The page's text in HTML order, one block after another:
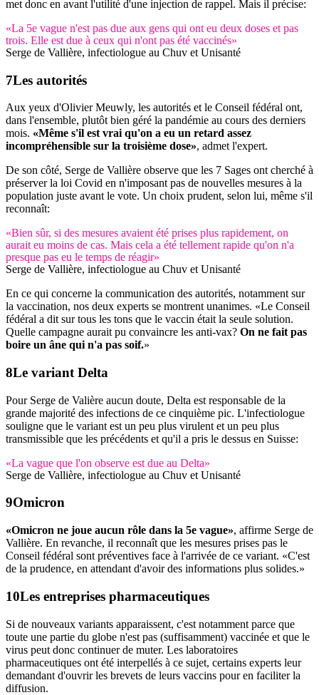
met donc en avant l'utilité d'une injection de rappel. Mais il précise:
«La 5e vague n'est pas due aux gens qui ont eu deux doses et pas
trois. Elle est due à ceux qui n'ont pas été vaccinés»
Serge de Vallière, infectiologue au Chuv et Unisanté
Les autorités
Aux yeux d'Olivier Meuwly, les autorités et le Conseil fédéral ont,
dans l'ensemble, plutôt bien géré la pandémie au cours des derniers
mois. «Même s'il est vrai qu'on a eu un retard assez
incompréhensible sur la troisième dose», admet l'expert.
De son côté, Serge de Vallière observe que les 7 Sages ont cherché à
préserver la loi Covid en n'imposant pas de nouvelles mesures à la
population juste avant le vote. Un choix prudent, selon lui, même s'il
reconnaît:
«Bien sûr, si des mesures avaient été prises plus rapidement, on
aurait eu moins de cas. Mais cela a été tellement rapide qu'on n'a
presque pas eu le temps de réagir»
Serge de Vallière, infectiologue au Chuv et Unisanté
En ce qui concerne la communication des autorités, notamment sur
la vaccination, nos deux experts se montrent unanimes. «Le Conseil
fédéral a dit sur tous les tons que le vaccin était la seule solution.
Quelle campagne aurait pu convaincre les anti-vax? On ne fait pas
boire un âne qui n'a pas soif.»
Le variant Delta
Pour Serge de Valière aucun doute, Delta est responsable de la
grande majorité des infections de ce cinquième pic. L'infectiologue
souligne que le variant est un peu plus virulent et un peu plus
transmissible que les précédents et qu'il a pris le dessus en Suisse:
«La vague que l'on observe est due au Delta»
Serge de Vallière, infectiologue au Chuv et Unisanté
Omicron
«Omicron ne joue aucun rôle dans la 5e vague», affirme Serge de
Vallière. En revanche, il reconnaît que les mesures prises pas le
Conseil fédéral sont préventives face à l'arrivée de ce variant. «C'est
de la prudence, en attendant d'avoir des informations plus solides.»
Les entreprises pharmaceutiques
Si de nouveaux variants apparaissent, c'est notamment parce que
toute une partie du globe n'est pas (suffisamment) vaccinée et que le
virus peut donc continuer de muter. Les laboratoires
pharmaceutiques ont été interpellés à ce sujet, certains experts leur
demandant d'ouvrir les brevets de leurs vaccins pour en faciliter la
diffusion.